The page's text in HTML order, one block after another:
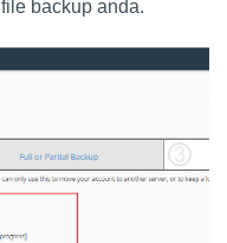
backup anda.